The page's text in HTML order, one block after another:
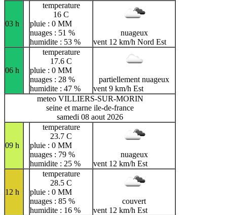
03 h
temperature
16 C
pluie : 0 MM
nuages : 51 %
humidite : 53 %
nuageux
vent 12 km/h Nord Est
06 h
temperature
17.6 C
pluie : 0 MM
nuages : 28 %
humidite : 47 %
partiellement nuageux
vent 9 km/h Est
meteo VILLIERS-SUR-MORIN
seine et marne ile-de-france
samedi 08 aout 2026
09 h
temperature
23.7 C
pluie : 0 MM
nuages : 79 %
humidite : 25 %
nuageux
vent 12 km/h Est
12 h
temperature
28.5 C
pluie : 0 MM
nuages : 85 %
humidite : 16 %
couvert
vent 12 km/h Est